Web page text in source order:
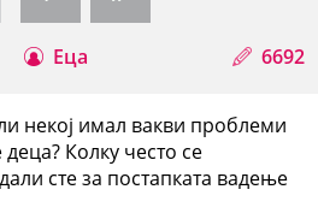
Еца 6692
некој имал вакви проблеми
деца? Колку често се
сте за постапката вадење